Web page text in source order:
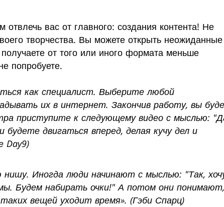
вас от главного: создания контента! Не
творчества. Вы можете открыть неожиданные
от того или иного формата меньше
попробуете.
как специалист. Выберите любой
их в интернет. Закончив работу, вы
приступите к следующему видео с мыслью:
двигаться вперед, делая кучу дел и
Day9)
Иногда люди начинают с мыслью: "Так,
Будем набирать очки!" А потом они
вещей уходит время». (Гэби Спарц)